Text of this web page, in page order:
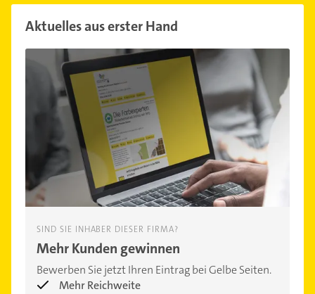
Aktuelles aus erster Hand
SIND SIE INHABER DIESER FIRMA?
Mehr Kunden gewinnen
Bewerben Sie jetzt Ihren Eintrag bei Gelbe Seiten.
Mehr Reichweite